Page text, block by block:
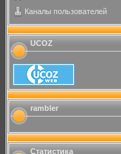
Каналы пользователей
UCOZ
rambler
Статистика